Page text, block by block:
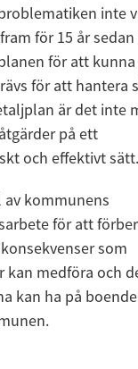
inte
för 15 år
för att
för att hantera
är det inte
på ett
och effektivt sätt.
av kommunens
för att
som
medföra och
kan ha på